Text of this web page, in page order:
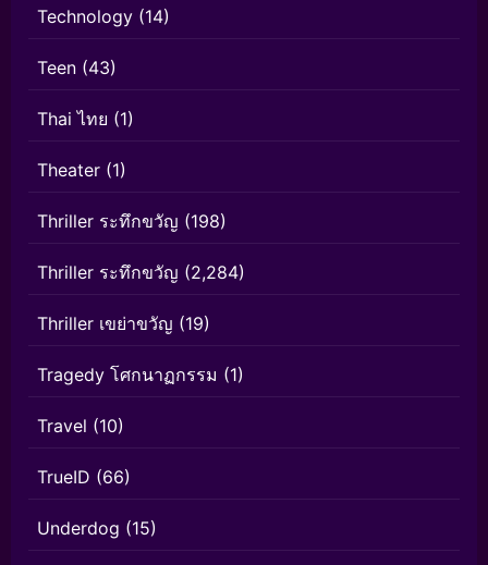
Technology (14)
Teen (43)
Thai ไทย (1)
Theater (1)
Thriller ระทึกขวัญ (198)
Thriller ระทึกขวัญ (2,284)
Thriller เขย่าขวัญ (19)
Tragedy โศกนาฏกรรม (1)
Travel (10)
TrueID (66)
Underdog (15)